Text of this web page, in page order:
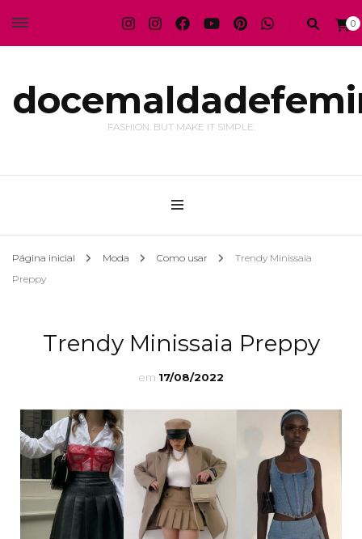
0
FASHION. BUT MAKE IT SIMPLE.
Página inicial Moda Como usar
Trendy Minissaia
Preppy
Trendy Minissaia Preppy
em 17/08/2022